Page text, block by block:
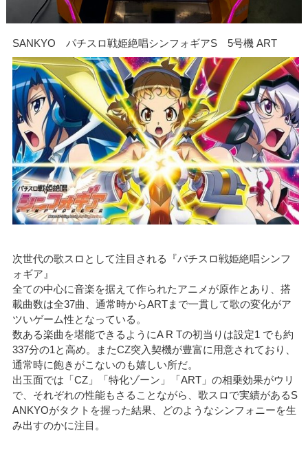
SANKYO パチスロ戦姫絶唱シンフォギアS 5号機 ART
次世代の歌スロとして注目される『パチスロ戦姫絶唱シンフ
ォギア』
全ての中心に音楽を据えて作られたアニメが原作とあり、搭
載曲数は全37曲、通常時からARTまで一貫して歌の変化がア
ツいゲーム性となっている。
数ある楽曲を堪能できるようにA R Tの初当りは設定1 でも約
337分の1と高め。またCZ突入契機が豊富に用意されており、
通常時に飽きがこないのも嬉しい所だ。
出玉面では「CZ」「特化ゾーン」「ART」の相乗効果がウリ
で、それぞれの性能もさることながら、歌スロで実績があるS
ANKYOがタクトを握った結果、どのようなシンフォニーを生
み出すのかに注目。